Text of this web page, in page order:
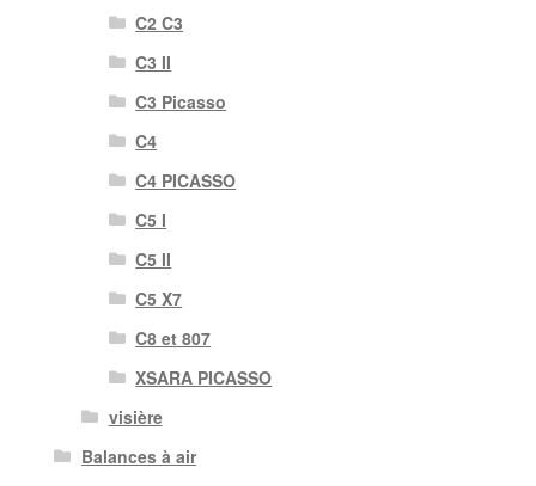
C2 C3
C3 II
C3 Picasso
C4
C4 PICASSO
C5 I
C5 II
C5 X7
C8 et 807
XSARA PICASSO
visière
Balances à air